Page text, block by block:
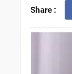
Share :